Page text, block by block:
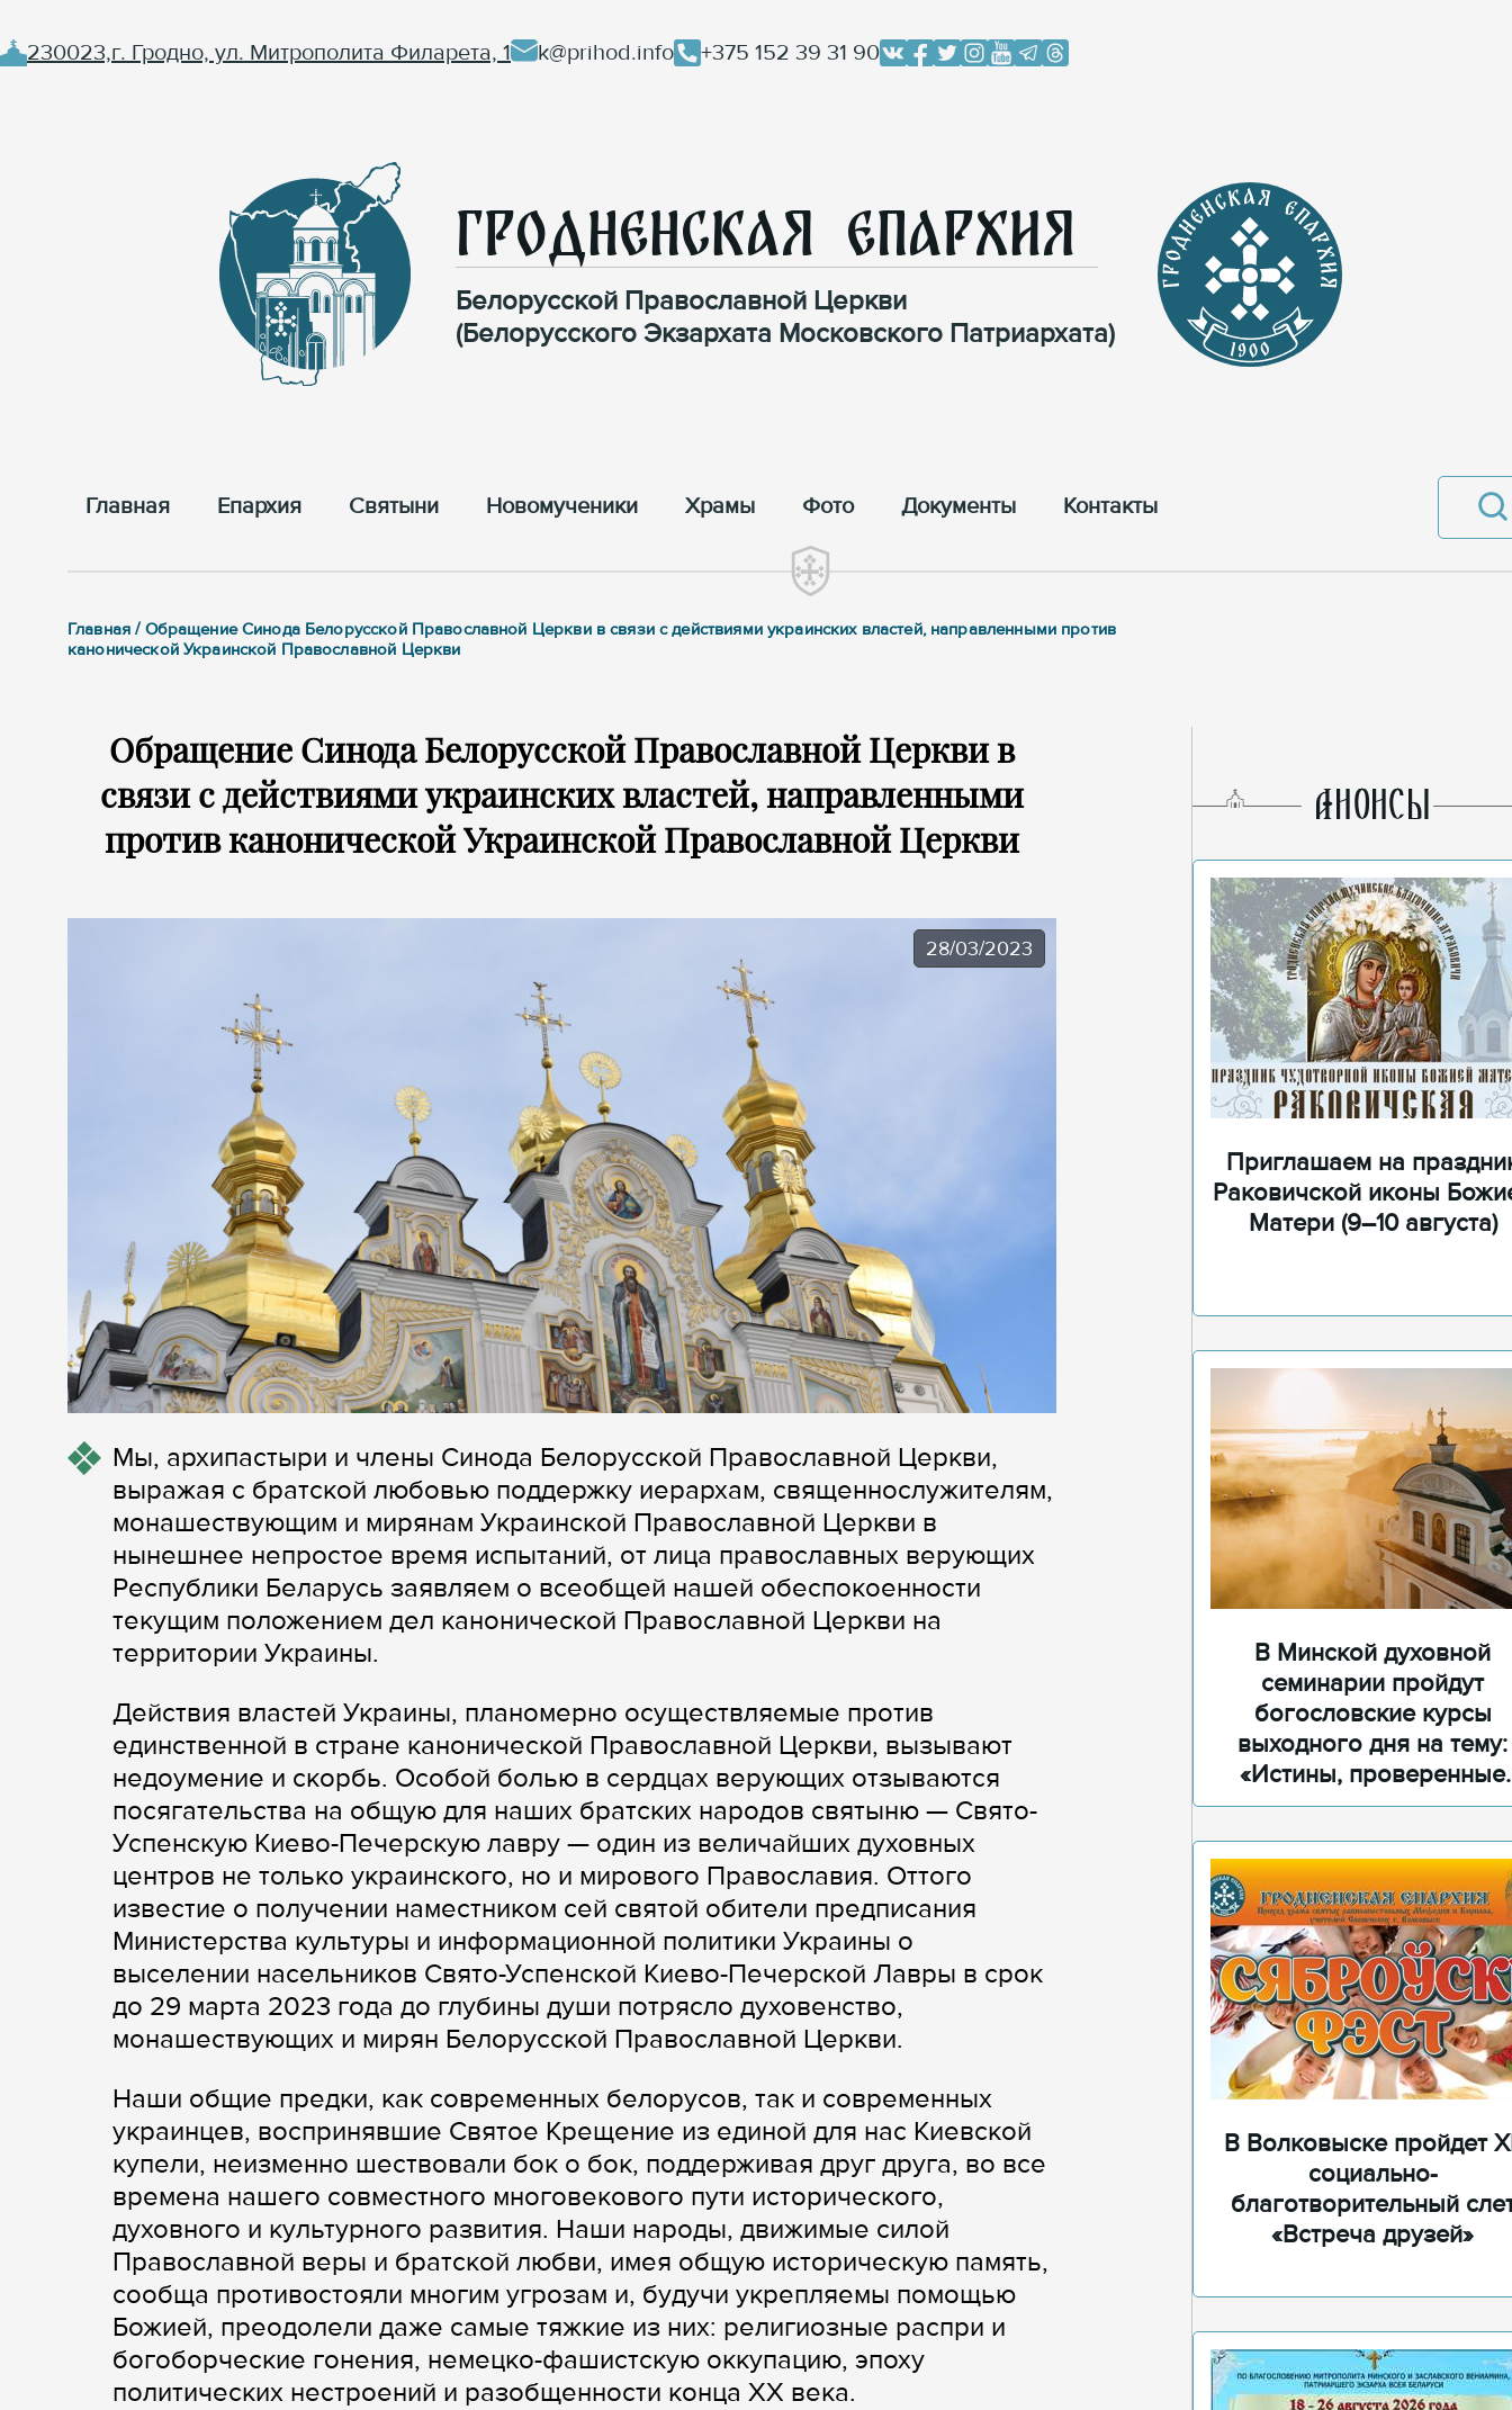
230023,г. Гродно, ул. Митрополита Филарета, 1 k@prihod.info +375 152 39 31 90
Гродненская Епархия
Белорусской Православной Церкви
(Белорусского Экзархата Московского Патриархата)
Главная Епархия Cвятыни Новомученики Храмы Фото Документы Контакты
Главная / Обращение Синода Белорусской Православной Церкви в связи с действиями украинских властей, направленными против
канонической Украинской Православной Церкви
Обращение Синода Белорусской Православной Церкви в
связи с действиями украинских властей, направленными
против канонической Украинской Православной Церкви
28/03/2023
Мы, архипастыри и члены Синода Белорусской Православной Церкви,
выражая с братской любовью поддержку иерархам, священнослужителям,
монашествующим и мирянам Украинской Православной Церкви в
нынешнее непростое время испытаний, от лица православных верующих
Республики Беларусь заявляем о всеобщей нашей обеспокоенности
текущим положением дел канонической Православной Церкви на
территории Украины.
Действия властей Украины, планомерно осуществляемые против
единственной в стране канонической Православной Церкви, вызывают
недоумение и скорбь. Особой болью в сердцах верующих отзываются
посягательства на общую для наших братских народов святыню — Свято-
Успенскую Киево-Печерскую лавру — один из величайших духовных
центров не только украинского, но и мирового Православия. Оттого
известие о получении наместником сей святой обители предписания
Министерства культуры и информационной политики Украины о
выселении насельников Свято-Успенской Киево-Печерской Лавры в срок
до 29 марта 2023 года до глубины души потрясло духовенство,
монашествующих и мирян Белорусской Православной Церкви.
Наши общие предки, как современных белорусов, так и современных
украинцев, воспринявшие Святое Крещение из единой для нас Киевской
купели, неизменно шествовали бок о бок, поддерживая друг друга, во все
времена нашего совместного многовекового пути исторического,
духовного и культурного развития. Наши народы, движимые силой
Православной веры и братской любви, имея общую историческую память,
сообща противостояли многим угрозам и, будучи укрепляемы помощью
Божией, преодолели даже самые тяжкие из них: религиозные распри и
богоборческие гонения, немецко-фашистскую оккупацию, эпоху
политических нестроений и разобщенности конца XX века.
AНОНСЫ
Приглашаем на
Раковичской иконы
Матери (9–10 августа)
В Минской духовной
семинарии пройдут
богословские курсы
выходного дня на тему:
«Истины, проверенные
временем»
В Волковыске пройдет
социально-
благотворительный
«Встреча друзей»